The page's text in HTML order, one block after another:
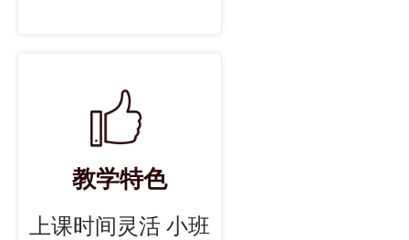
教学特色
上课时间灵活 小班